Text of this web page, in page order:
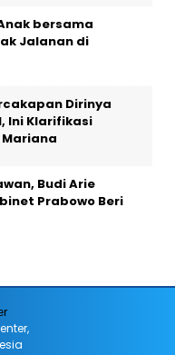
bersama
Jalanan di
Dirinya
Ini Klarifikasi
Mariana
Budi Arie
Prabowo Beri